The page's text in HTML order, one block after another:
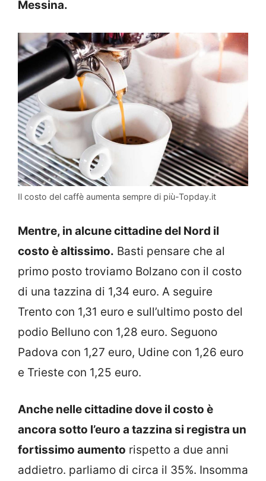
Messina.
Il costo del caffè aumenta sempre di più-Topday.it
Mentre, in alcune cittadine del Nord il
costo è altissimo. Basti pensare che al
primo posto troviamo Bolzano con il costo
di una tazzina di 1,34 euro. A seguire
Trento con 1,31 euro e sull’ultimo posto del
podio Belluno con 1,28 euro. Seguono
Padova con 1,27 euro, Udine con 1,26 euro
e Trieste con 1,25 euro.
Anche nelle cittadine dove il costo è
ancora sotto l’euro a tazzina si registra un
fortissimo aumento rispetto a due anni
addietro. parliamo di circa il 35%. Insomma